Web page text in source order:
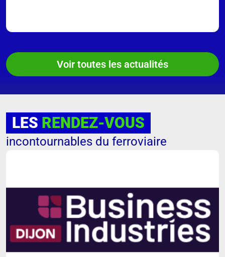
Voir toutes les actualités
LES RENDEZ-VOUS
incontournables du ferroviaire